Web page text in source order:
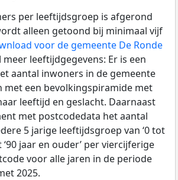
per leeftijdsgroep is afgerond
alleen getoond bij minimaal vijf
voor de gemeente De Ronde
meer leeftijdgegevens: Er is een
aantal inwoners in de gemeente
met een bevolkingspiramide met
leeftijd en geslacht. Daarnaast
met postcodedata het aantal
5 jarige leeftijdsgroep van ‘0 tot
‘90 jaar en ouder’ per viercijferige
voor alle jaren in de periode
2025.